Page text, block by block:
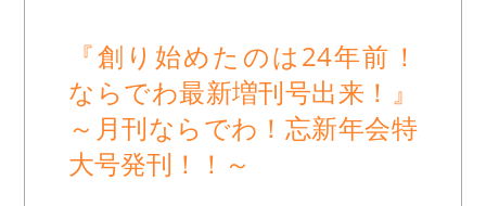
『創り始めたのは24年前！
ならでわ最新増刊号出来！』
～月刊ならでわ！忘新年会特
大号発刊！！～